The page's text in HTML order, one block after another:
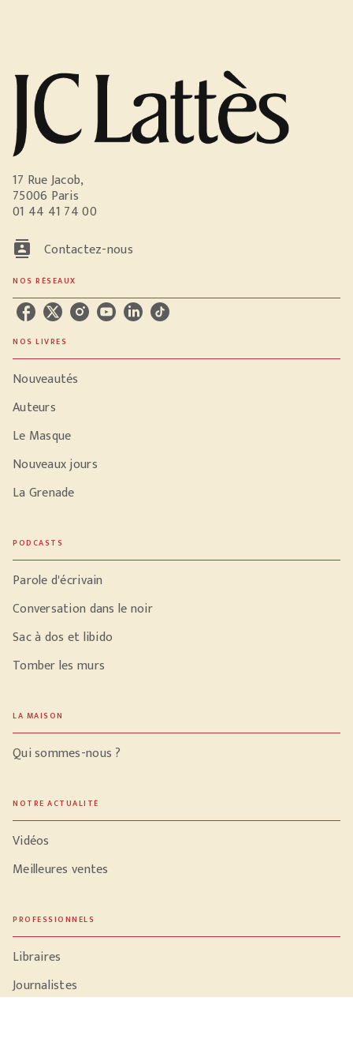
17 Rue Jacob,
75006 Paris
01 44 41 74 00
contacts Contactez-nous
NOS RÉSEAUX
NOS LIVRES
Nouveautés
Auteurs
Le Masque
Nouveaux jours
La Grenade
PODCASTS
Parole d'écrivain
Conversation dans le noir
Sac à dos et libido
Tomber les murs
LA MAISON
Qui sommes-nous ?
NOTRE ACTUALITÉ
Vidéos
Meilleures ventes
PROFESSIONNELS
Libraires
Journalistes